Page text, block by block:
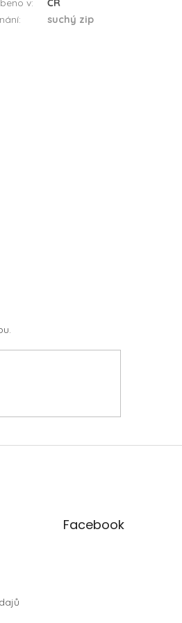
v:
ČR
: suchý zip
Facebook